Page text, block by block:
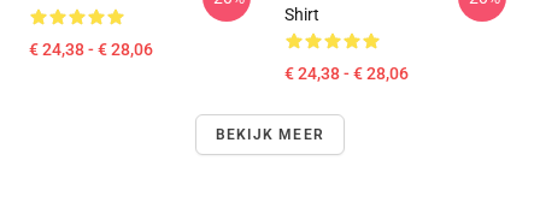
€ 24,38 - € 28,06
Shirt
€ 24,38 - € 28,06
BEKIJK MEER